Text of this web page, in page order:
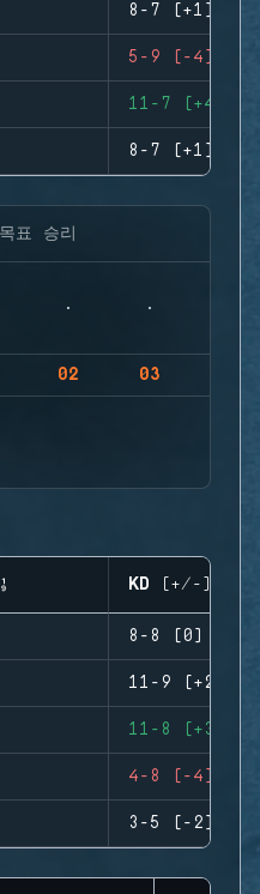
8-7 (+1)
5-9 (-4)
11-7 (+4)
8-7 (+1)
목표 승리
02 03
KD (+/-)
8-8 (0)
11-9 (+2)
11-8 (+3)
4-8 (-4)
3-5 (-2)